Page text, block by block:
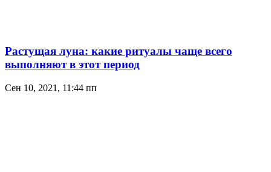
Растущая луна: какие ритуалы чаще всего
выполняют в этот период
Сен 10, 2021, 11:44 пп